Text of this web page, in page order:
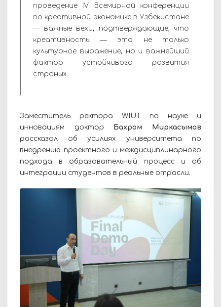
проведение IV Всемирной конференции
по креативной экономике в Узбекистане
— важные вехи, подтверждающие, что
креативность — это не только
культурное выражение, но и важнейший
фактор устойчивого развития
страны».
Заместитель ректора WIUT по науке и
инновациям доктор
Бахром Миркасымов
рассказал об усилиях университета по
внедрению проектного и междисциплинарного
подхода в образовательный процесс и об
интеграции студентов в реальные отрасли.